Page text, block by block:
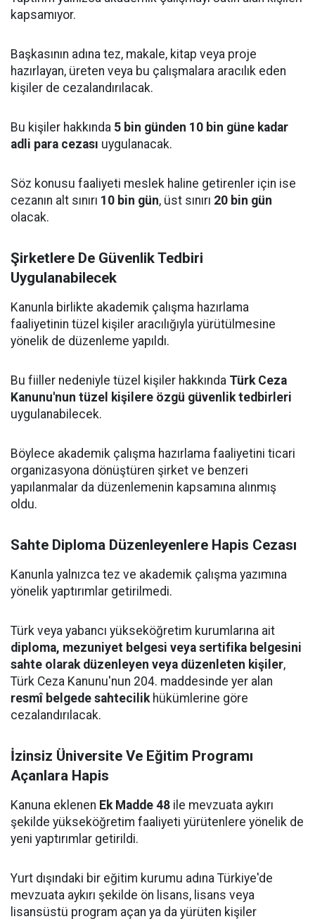
kapsamıyor.
Başkasının adına tez, makale, kitap veya proje
hazırlayan, üreten veya bu çalışmalara aracılık eden
kişiler de cezalandırılacak.
Bu kişiler hakkında 5 bin günden 10 bin güne kadar
adli para cezası uygulanacak.
Söz konusu faaliyeti meslek haline getirenler için ise
cezanın alt sınırı 10 bin gün, üst sınırı 20 bin gün
olacak.
Şirketlere De Güvenlik Tedbiri
Uygulanabilecek
Kanunla birlikte akademik çalışma hazırlama
faaliyetinin tüzel kişiler aracılığıyla yürütülmesine
yönelik de düzenleme yapıldı.
Bu fiiller nedeniyle tüzel kişiler hakkında Türk Ceza
Kanunu'nun tüzel kişilere özgü güvenlik tedbirleri
uygulanabilecek.
Böylece akademik çalışma hazırlama faaliyetini ticari
organizasyona dönüştüren şirket ve benzeri
yapılanmalar da düzenlemenin kapsamına alınmış
oldu.
Sahte Diploma Düzenleyenlere Hapis Cezası
Kanunla yalnızca tez ve akademik çalışma yazımına
yönelik yaptırımlar getirilmedi.
Türk veya yabancı yükseköğretim kurumlarına ait
diploma, mezuniyet belgesi veya sertifika belgesini
sahte olarak düzenleyen veya düzenleten kişiler,
Türk Ceza Kanunu'nun 204. maddesinde yer alan
resmî belgede sahtecilikhükümlerine göre
cezalandırılacak.
İzinsiz Üniversite Ve Eğitim Programı
Açanlara Hapis
Kanuna eklenen Ek Madde 48 ile mevzuata aykırı
şekilde yükseköğretim faaliyeti yürütenlere yönelik de
yeni yaptırımlar getirildi.
Yurt dışındaki bir eğitim kurumu adına Türkiye'de
mevzuata aykırı şekilde ön lisans, lisans veya
lisansüstü program açan ya da yürüten kişiler